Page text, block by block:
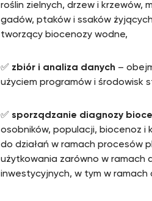
roślin zielnych, drzew i krzewów,
gadów, ptaków i ssaków
tworzący biocenozy wodne,
✅ zbiór i analiza danych –
użyciem programów i środowisk
✅ sporządzanie diagnozy
osobników, populacji, biocenoz i
do działań w ramach procesów
użytkowania zarówno w ramach
inwestycyjnych, w tym w